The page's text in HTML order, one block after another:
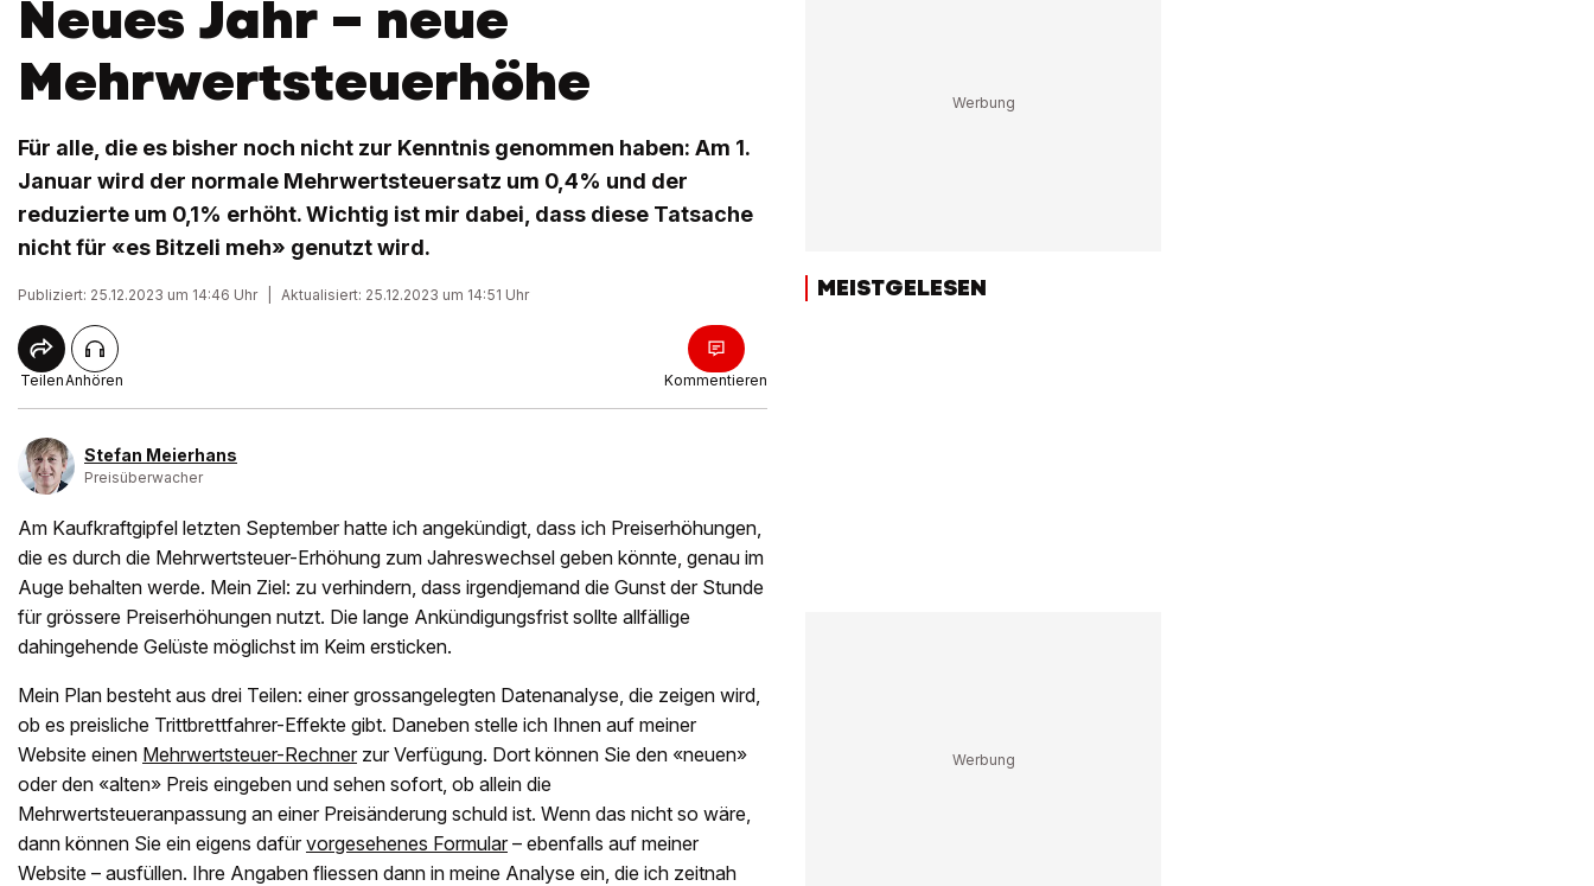
Neues Jahr – neue
Mehrwertsteuerhöhe
Für alle, die es bisher noch nicht zur Kenntnis genommen haben: Am 1.
Januar wird der normale Mehrwertsteuersatz um 0,4% und der
reduzierte um 0,1% erhöht. Wichtig ist mir dabei, dass diese Tatsache
nicht für «es Bitzeli meh» genutzt wird.
Publiziert: 25.12.2023 um 14:46 Uhr Aktualisiert: 25.12.2023 um 14:51 Uhr
TeilenAnhören Kommentieren
Stefan Meierhans
Preisüberwacher
Am Kaufkraftgipfel letzten September hatte ich angekündigt, dass ich Preiserhöhungen,
die es durch die Mehrwertsteuer-Erhöhung zum Jahreswechsel geben könnte, genau im
Auge behalten werde. Mein Ziel: zu verhindern, dass irgendjemand die Gunst der Stunde
für grössere Preiserhöhungen nutzt. Die lange Ankündigungsfrist sollte allfällige
dahingehende Gelüste möglichst im Keim ersticken.
Mein Plan besteht aus drei Teilen: einer grossangelegten Datenanalyse, die zeigen wird,
ob es preisliche Trittbrettfahrer-Effekte gibt. Daneben stelle ich Ihnen auf meiner
Website einen Mehrwertsteuer-Rechner zur Verfügung. Dort können Sie den «neuen»
oder den «alten» Preis eingeben und sehen sofort, ob allein die
Mehrwertsteueranpassung an einer Preisänderung schuld ist. Wenn das nicht so wäre,
dann können Sie ein eigens dafür vorgesehenes Formular – ebenfalls auf meiner
Website – ausfüllen. Ihre Angaben fliessen dann in meine Analyse ein, die ich zeitnah
MEISTGELESEN